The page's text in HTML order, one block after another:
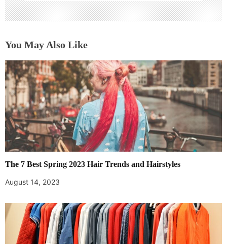
You May Also Like
The 7 Best Spring 2023 Hair Trends and Hairstyles
August 14, 2023